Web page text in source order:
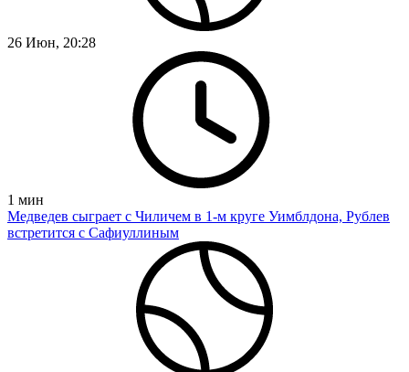
26 Июн, 20:28
1 мин
Медведев сыграет с Чиличем в 1-м круге Уимблдона, Рублев
встретится с Сафиуллиным